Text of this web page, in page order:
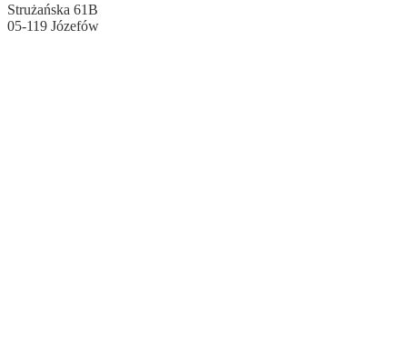
Strużańska 61B
05-119 Józefów